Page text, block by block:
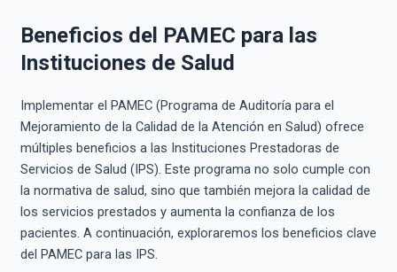
Beneficios del PAMEC para las
Instituciones de Salud
Implementar el PAMEC (Programa de Auditoría para el
Mejoramiento de la Calidad de la Atención en Salud) ofrece
múltiples beneficios a las Instituciones Prestadoras de
Servicios de Salud (IPS). Este programa no solo cumple con
la normativa de salud, sino que también mejora la calidad de
los servicios prestados y aumenta la confianza de los
pacientes. A continuación, exploraremos los beneficios clave
del PAMEC para las IPS.